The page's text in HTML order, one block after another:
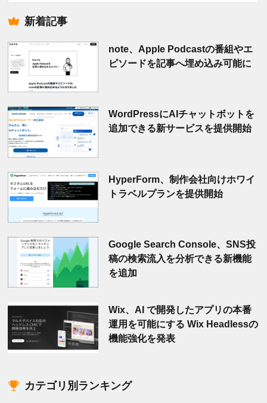
索
新着記事
note、Apple Podcastの番組やエ
ピソードを記事へ埋め込み可能に
WordPressにAIチャットボットを
追加できる新サービスを提供開始
HyperForm、制作会社向けホワイ
トラベルプランを提供開始
Google Search Console、SNS投
稿の検索流入を分析できる新機能
を追加
Wix、AI で開発したアプリの本番
運用を可能にする Wix Headlessの
機能強化を発表
カテゴリ別ランキング